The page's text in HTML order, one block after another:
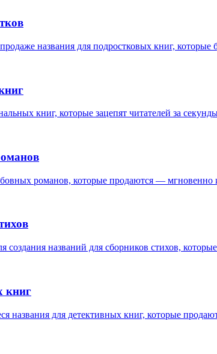
названия для подростковых книг, которые
книг, которые зацепят читателей за
романов, которые продаются — мгновенно
названий для сборников стихов,
книг
названия для детективных книг, которые